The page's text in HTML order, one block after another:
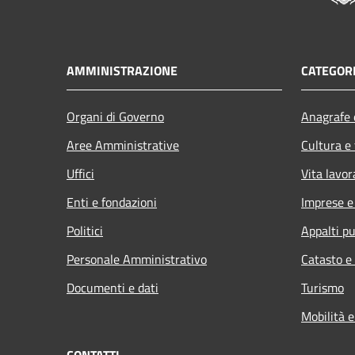
AMMINISTRAZIONE
Organi di Governo
Aree Amministrative
Uffici
Enti e fondazioni
Politici
Personale Amministrativo
Documenti e dati
Cultura
Vita
Imprese
Appalti
Catasto
Turismo
Mobilità